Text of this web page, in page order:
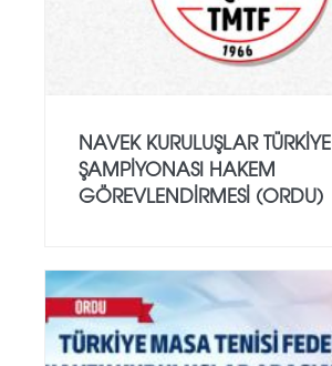
NAVEK KURULUŞLAR TÜRKIYE
ŞAMPIYONASI HAKEM
GÖREVLENDIRMESI (ORDU)